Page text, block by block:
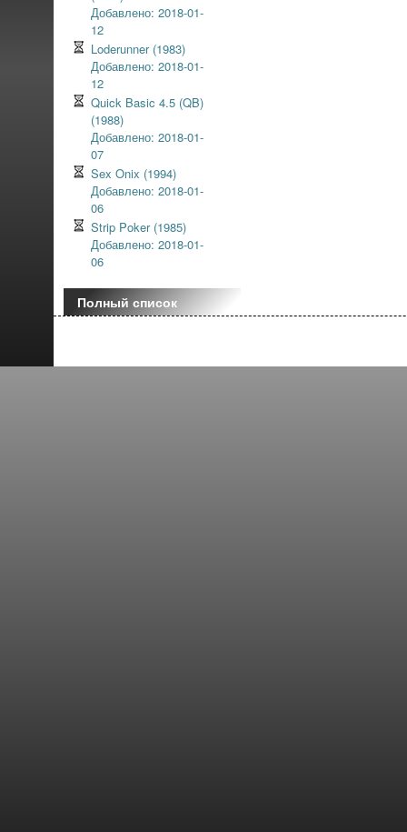
Добавлено: 2018-01-
12
Loderunner (1983)
Добавлено: 2018-01-
12
Quick Basic 4.5 (QB)
(1988)
Добавлено: 2018-01-
07
Sex Onix (1994)
Добавлено: 2018-01-
06
Strip Poker (1985)
Добавлено: 2018-01-
06
Полный список